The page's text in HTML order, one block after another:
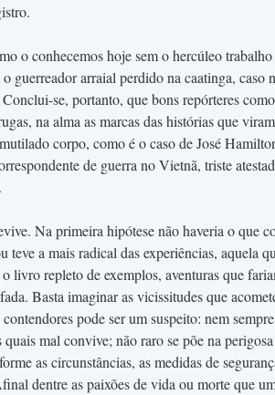
o conhecemos hoje sem o hercúleo
guerreador arraial perdido na caatinga, caso
se, portanto, que bons repórteres
na alma as marcas das histórias que
corpo, como é o caso de José
de guerra no Vietnã, triste
Na primeira hipótese não haveria o que
teve a mais radical das experiências, aquela
livro repleto de exemplos, aventuras que
Basta imaginar as vicissitudes que
pode ser um suspeito: nem
quais mal convive; não raro se põe na
as circunstâncias, as medidas de
dentre as paixões de vida ou morte que